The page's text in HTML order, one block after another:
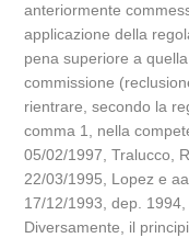
anteriormente
applicazione della
pena superiore a
commissione
rientrare, secondo la
comma 1, nella
05/02/1997, Tralucco,
22/03/1995, Lopez e
17/12/1993, dep. 1994,
Diversamente, il